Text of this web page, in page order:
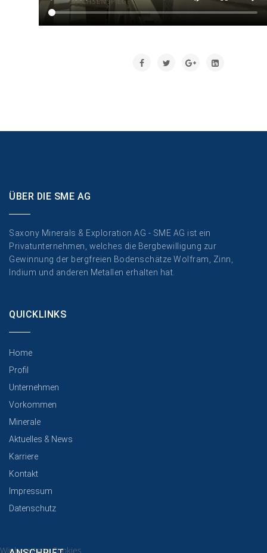
ÜBER DIE SME AG
Saxony Minerals & Exploration AG - SME AG ist ein
Privatunternehmen, welches die Bergbewilligung zur
Gewinnung der bergfreien Bodenschätze Wolfram, Zinn,
Indium und anderen Metallen erhalten hat.
QUICKLINKS
Home
Profil
Unternehmen
Vorkommen
Minerale
Aktuelles & News
Karriere
Kontakt
Impressum
Datenschutz
Wir benutzen Cookies